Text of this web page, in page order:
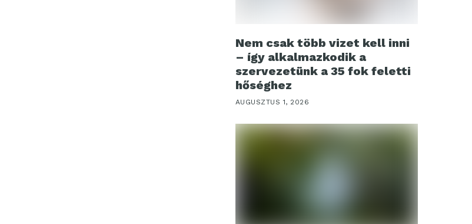
Nem csak több vizet kell inni
– így alkalmazkodik a
szervezetünk a 35 fok feletti
hőséghez
AUGUSZTUS 1, 2026